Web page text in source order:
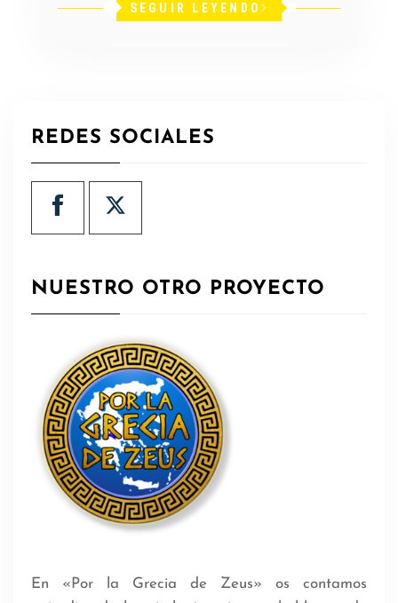
SEGUIR LEYENDO
REDES SOCIALES
NUESTRO OTRO PROYECTO
En «Por la Grecia de Zeus» os contamos